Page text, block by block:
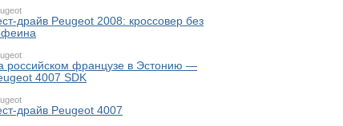
драйв Peugeot 2008: кроссовер без
российском французе в Эстонию —
4007 SDK
драйв Peugeot 4007